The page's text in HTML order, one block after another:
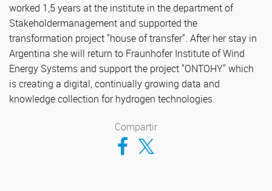
worked 1,5 years at the institute in the department of
Stakeholdermanagement and supported the
transformation project "house of transfer". After her stay in
Argentina she will return to Fraunhofer Institute of Wind
Energy Systems and support the project "ONTOHY" which
is creating a digital, continually growing data and
knowledge collection for hydrogen technologies.
Compartir
Compartir en Facebook
Compartir en Twitter